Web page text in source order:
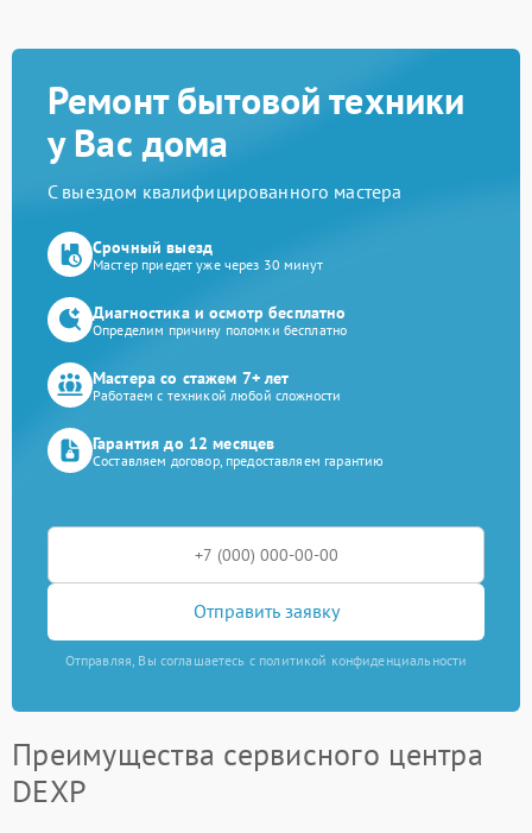
Ремонт бытовой техники
у Вас дома
С выездом квалифицированного мастера
Срочный выезд
Мастер приедет уже через 30 минут
Диагностика и осмотр бесплатно
Определим причину поломки бесплатно
Мастера со стажем 7+ лет
Работаем с техникой любой сложности
Гарантия до 12 месяцев
Составляем договор, предоставляем гарантию
Отправить заявку
Отправляя, Вы соглашаетесь с политикой конфиденциальности
Преимущества сервисного центра
DEXP